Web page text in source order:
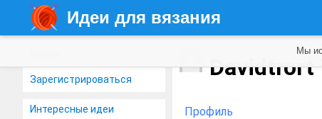
Идеи для вязания
Зарегистрироваться
Интересные идеи
Davidtrort
Профиль
Мы